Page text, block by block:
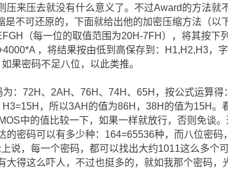
压来压去就没有什么意义了。不过Award的方法就
不可还原的，下面就给出他的加密压缩方法（以
（每一位的取值范围为20H-7FH），将其按下
，将结果按由低到高保存到：H1,H2,H3，
果密码不足八位，以此类推。
：72H、2AH、76H、74H、65H，按公式运算得
，所以3AH的值为86H，38H的值为15H。
中的值比较一下，如果一样就放行，否则免谈
的密码可以有多少种：164=65536种，而八位密码
说，每一个密码，都可以找出大约1011这么多个
大得这么吓人，不过也挺多的，就如我那个密码，